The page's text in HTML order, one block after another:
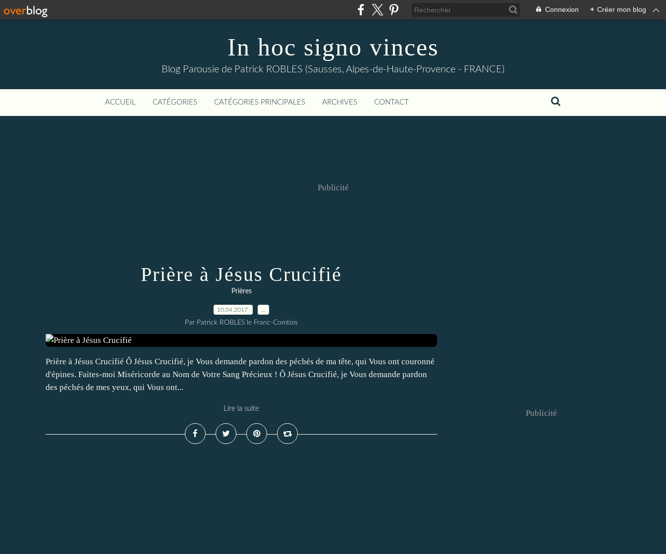
Connexion + Créer mon blog
In hoc signo vinces
Blog Parousie de Patrick ROBLES (Sausses, Alpes-de-Haute-Provence - FRANCE)
ACCUEIL CATÉGORIES CATÉGORIES PRINCIPALES ARCHIVES CONTACT
Publicité
Prière à Jésus Crucifié
Prières
10.04.2017
Par Patrick ROBLES le Franc-Comtois
Prière à Jésus Crucifié Ô Jésus Crucifié, je Vous demande pardon des péchés de ma tête, qui Vous ont couronné
d'épines. Faites-moi Miséricorde au Nom de Votre Sang Précieux ! Ô Jésus Crucifié, je Vous demande pardon
des péchés de mes yeux, qui Vous ont...
Lire la suite Publicité